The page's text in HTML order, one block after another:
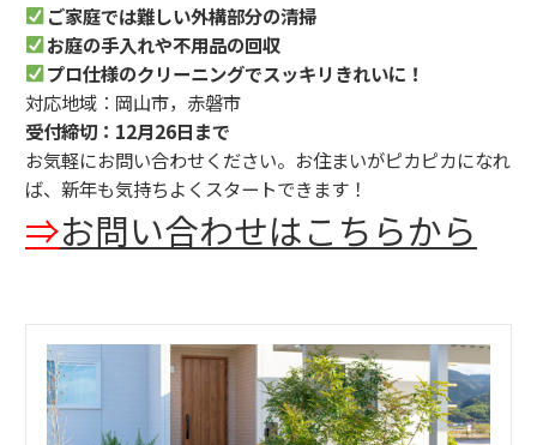
ご家庭では難しい外構部分の清掃
お庭の手入れや不用品の回収
プロ仕様のクリーニングでスッキリきれいに！
対応地域：岡山市，赤磐市
受付締切：12月26日まで
お気軽にお問い合わせください。お住まいがピカピカになれ
ば、新年も気持ちよくスタートできます！
⇒お問い合わせはこちらから